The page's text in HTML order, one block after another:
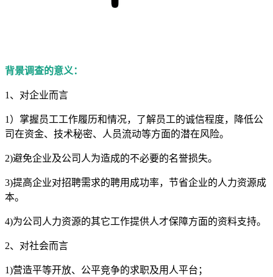
背景调查的意义：
1、对企业而言
1）掌握员工工作履历和情况，了解员工的诚信程度，降低公
司在资金、技术秘密、人员流动等方面的潜在风险。
2)避免企业及公司人为造成的不必要的名誉损失。
3)提高企业对招聘需求的聘用成功率，节省企业的人力资源成
本。
4)为公司人力资源的其它工作提供人才保障方面的资料支持。
2、对社会而言
1)营造平等开放、公平竞争的求职及用人平台；